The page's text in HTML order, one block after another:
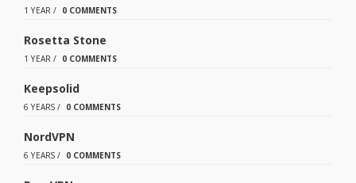
1 YEAR / 0 COMMENTS
Rosetta Stone
1 YEAR / 0 COMMENTS
Keepsolid
6 YEARS / 0 COMMENTS
NordVPN
6 YEARS / 0 COMMENTS